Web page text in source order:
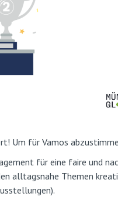
Um für Vamos
für eine faire und
alltagsnahe Themen